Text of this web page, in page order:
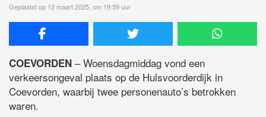
Geplaatst op 12 maart 2025, om 19:59 uur
COEVORDEN – Woensdagmiddag vond een
verkeersongeval plaats op de Hulsvoorderdijk in
Coevorden, waarbij twee personenauto’s betrokken
waren.